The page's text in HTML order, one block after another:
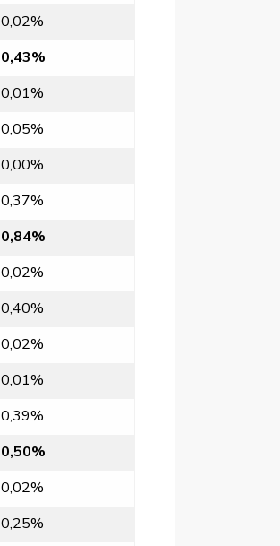
0,02%
0,43%
0,01%
0,05%
0,00%
0,37%
0,84%
0,02%
0,40%
0,02%
0,01%
0,39%
0,50%
0,02%
0,25%